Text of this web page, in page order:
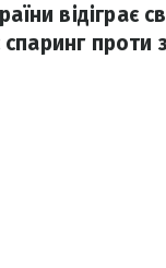
відіграє
проти